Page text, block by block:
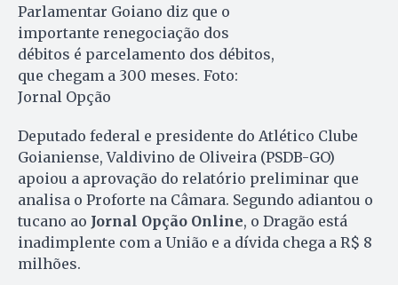
Parlamentar Goiano diz que o
importante renegociação dos
débitos é parcelamento dos débitos,
que chegam a 300 meses. Foto:
Jornal Opção
Deputado federal e presidente do Atlético Clube
Goianiense, Valdivino de Oliveira (PSDB-GO)
apoiou a aprovação do relatório preliminar que
analisa o Proforte na Câmara. Segundo adiantou o
tucano ao Jornal Opção Online, o Dragão está
inadimplente com a União e a dívida chega a R$ 8
milhões.